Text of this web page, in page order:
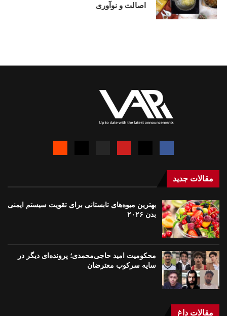
اصالت و نوآوری
مقالات جدید
بهترین میوه‌های تابستانی برای تقویت سیستم ایمنی
بدن ۲۰۲۶
محکومیت امید حاجی‌محمدی؛ پرونده‌ای دیگر در
سایه سرکوب معترضان
مقالات داغ